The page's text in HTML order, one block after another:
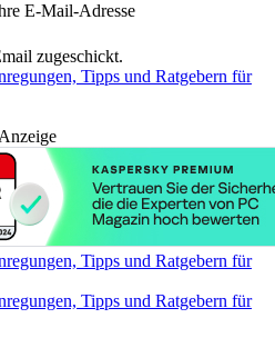
E-Mail-Adresse
zugeschickt.
Anzeige